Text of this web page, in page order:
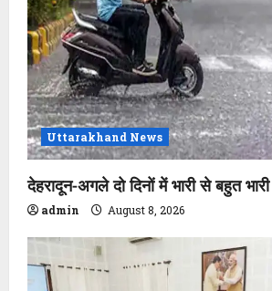
Uttarakhand News
देहरादून-अगले दो दिनों में भारी से बहुत भारी
admin August 8, 2026